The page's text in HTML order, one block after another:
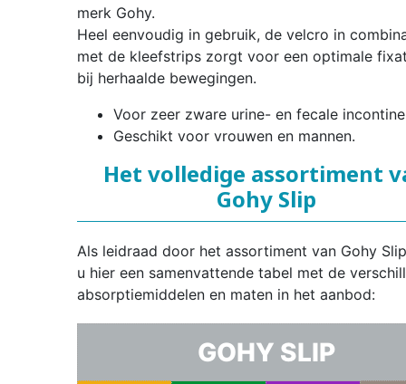
merk Gohy.
Heel eenvoudig in gebruik, de velcro in
met de kleefstrips zorgt voor een optimale
bij herhaalde bewegingen.
Voor zeer zware urine- en fecale
Geschikt voor vrouwen en mannen.
Het volledige assortiment
Gohy Slip
Als leidraad door het assortiment van Gohy
u hier een samenvattende tabel met de
absorptiemiddelen en maten in het aanbod:
GOHY SLIP